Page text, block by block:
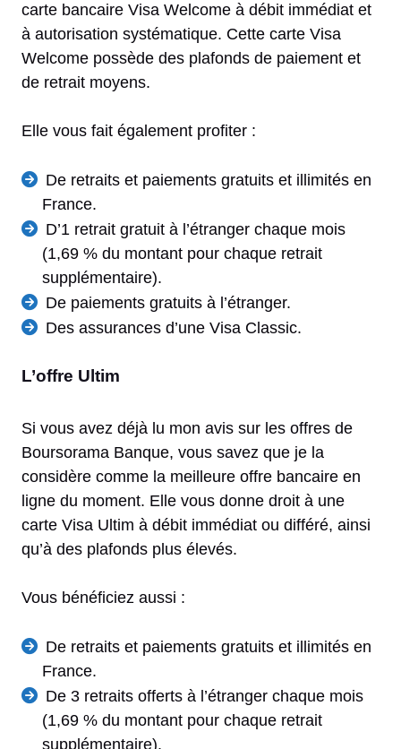
carte bancaire Visa Welcome à débit immédiat et
à autorisation systématique. Cette carte Visa
Welcome possède des plafonds de paiement et
de retrait moyens.
Elle vous fait également profiter :
De retraits et paiements gratuits et illimités en
France.
D’1 retrait gratuit à l’étranger chaque mois
(1,69 % du montant pour chaque retrait
supplémentaire).
De paiements gratuits à l’étranger.
Des assurances d’une Visa Classic.
L’offre Ultim
Si vous avez déjà lu mon avis sur les offres de
Boursorama Banque, vous savez que je la
considère comme la meilleure offre bancaire en
ligne du moment. Elle vous donne droit à une
carte Visa Ultim à débit immédiat ou différé, ainsi
qu’à des plafonds plus élevés.
Vous bénéficiez aussi :
De retraits et paiements gratuits et illimités en
France.
De 3 retraits offerts à l’étranger chaque mois
(1,69 % du montant pour chaque retrait
supplémentaire).